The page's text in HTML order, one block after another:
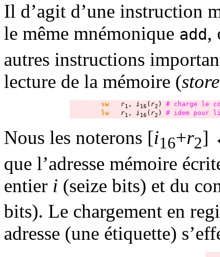
Il d’agit d’une instruction
le même mnémonique add,
autres instructions
lecture de la mémoire (store
sw r1 , i 16 ( r2 ) # charge le
lw
r1 , i16 ( r2 ) # idem pour
Nous les noterons [i16+r2]
que l’adresse mémoire
entier i (seize bits) et du
bits). Le chargement en
adresse (une étiquette)